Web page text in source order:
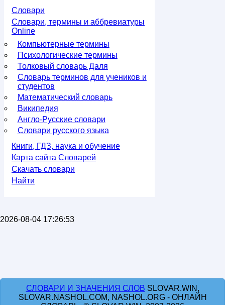
Словари
Словари, термины и аббревиатуры
Online
Компьютерные термины
Психологические термины
Толковый словарь Даля
Словарь терминов для учеников и
студентов
Математический словарь
Википедия
Англо-Русские словари
Словари русского языка
Книги, ГДЗ, наука и обучение
Карта сайта Словарей
Скачать словари
Найти
2026-08-04 17:26:53
СЛОВАРИ И ЗНАЧЕНИЯ СЛОВ SLOVAR.WIN,
SLOVAR.NASHOL.COM, NASHOL.ORG - ОНЛАЙН